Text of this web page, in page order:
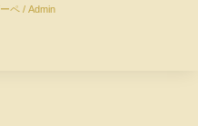
ペ/ Admin